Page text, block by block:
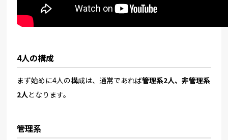
4人の構成
まず始めに4人の構成は、通常であれば管理系2人、非管理系
2人となります。
管理系